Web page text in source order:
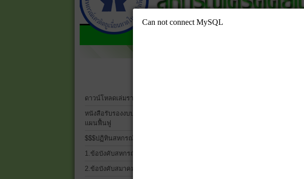
ดาวน์โหลดเล่มรายงานประจำปี 2568
หนังสือรับรองงบประจำปี 2568 และ
แผนฟื้นฟู
$$$ปฏิทินสหกรณ์$$$
1.ข้อบังคับสหกรณ์
2.ข้อบังคับสมาคมฌาปนกิจฯ